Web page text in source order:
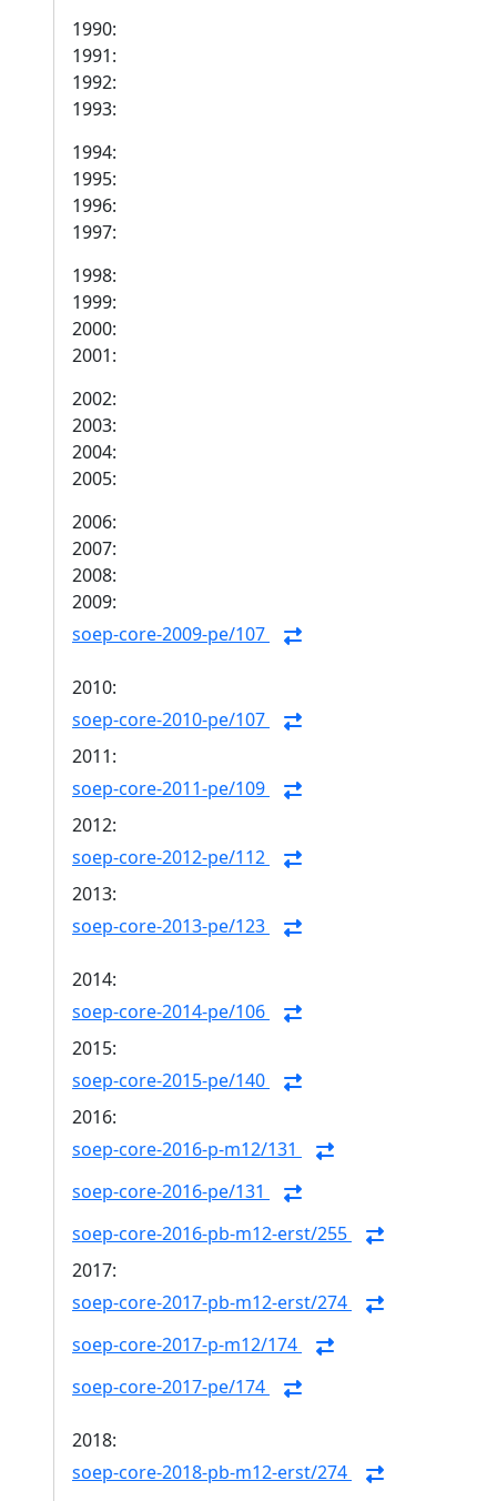
1990:
1991:
1992:
1993:
1994:
1995:
1996:
1997:
1998:
1999:
2000:
2001:
2002:
2003:
2004:
2005:
2006:
2007:
2008:
2009:
soep-core-2009-pe/107
2010:
soep-core-2010-pe/107
2011:
soep-core-2011-pe/109
2012:
soep-core-2012-pe/112
2013:
soep-core-2013-pe/123
2014:
soep-core-2014-pe/106
2015:
soep-core-2015-pe/140
2016:
soep-core-2016-p-m12/131
soep-core-2016-pe/131
soep-core-2016-pb-m12-erst/255
2017:
soep-core-2017-pb-m12-erst/274
soep-core-2017-p-m12/174
soep-core-2017-pe/174
2018:
soep-core-2018-pb-m12-erst/274